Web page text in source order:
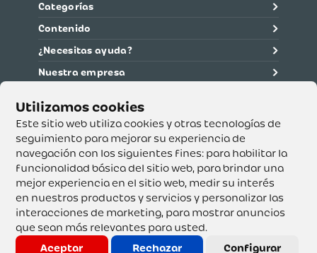
Este sitio web utiliza cookies y otras tecnologías de
seguimiento para mejorar su experiencia de
navegación con los siguientes fines: para habilitar la
funcionalidad básica del sitio web, para brindar una
mejor experiencia en el sitio web, medir su interés
en nuestros productos y servicios y personalizar las
interacciones de marketing, para mostrar anuncios
que sean más relevantes para usted.
Aceptar
Rechazar Configurar
Categorías
Contenido
¿Necesitas ayuda?
Nuestra empresa
Supertiendas y Drogería Olímpica S.A. - Nit 890.107.487 -
Dirección de notificación: Calle 53 No. 46-192 local 3-01
Teléfono: 3232540999 - Correo:
servicioalcliente@olimpica.com.co
Copyright o Actualización 2023 OLÍMPICA S.A. Derechos
Reservados.